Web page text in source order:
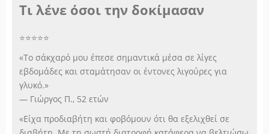
Τι λένε όσοι την δοκίμασαν
⭐️⭐️⭐️⭐️⭐️
«Το σάκχαρό μου έπεσε σημαντικά μέσα σε λίγες
εβδομάδες και σταμάτησαν οι έντονες λιγούρες για
γλυκό.»
— Γιώργος Π., 52 ετών
«Είχα προδιαβήτη και φοβόμουν ότι θα εξελιχθεί σε